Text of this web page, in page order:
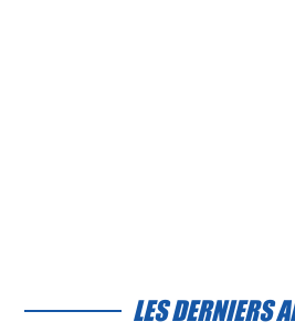
LES DERNIERS